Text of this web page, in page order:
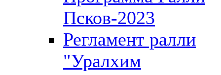
Псков-2023
Регламент ралли
"Уралхим